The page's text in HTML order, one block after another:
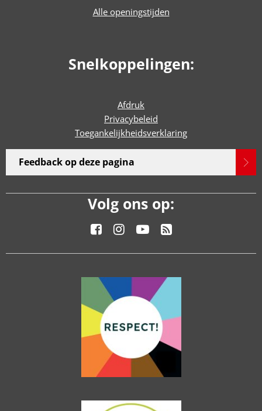
Alle openingstijden
Snelkoppelingen:
Afdruk
Privacybeleid
Toegankelijkheidsverklaring
Feedback op deze pagina
Volg ons op: